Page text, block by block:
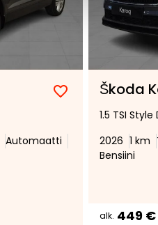
Lisää
suosikiksi
Poista
suosikeista
Automaatti
Škoda
1.5 TSI
2026 1 km
Bensiini
alk. 449 €